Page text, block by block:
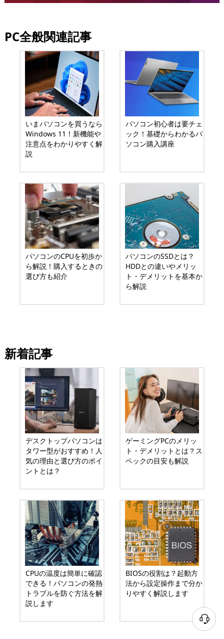
PC全般関連記事
いまパソコンを買うなら
Windows 11！新機能や
注意点をわかりやすく解
説
パソコン初心者は要チェ
ック！基礎からわかるパ
ソコン購入講座
パソコンのCPUを初歩か
ら解説！購入するときの
選び方も紹介
パソコンのSSDとは？
HDDとの違いやメリッ
ト・デメリットを基本か
ら解説
新着記事
デスクトップパソコンは
タワー型がおすすめ！人
気の理由と選び方のポイ
ントとは？
ゲーミングPCのメリッ
ト・デメリットとは？ス
ペックの目安も解説
CPUの温度は簡単に確認
できる！パソコンの発熱
トラブルを防ぐ方法を解
説します
BIOSの役割は？起動方
法から設定操作まで分か
りやすく解説します